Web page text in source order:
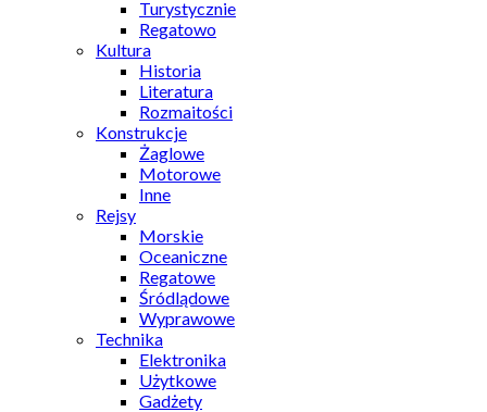
Turystycznie
Regatowo
Kultura
Historia
Literatura
Rozmaitości
Konstrukcje
Żaglowe
Motorowe
Inne
Rejsy
Morskie
Oceaniczne
Regatowe
Śródlądowe
Wyprawowe
Technika
Elektronika
Użytkowe
Gadżety